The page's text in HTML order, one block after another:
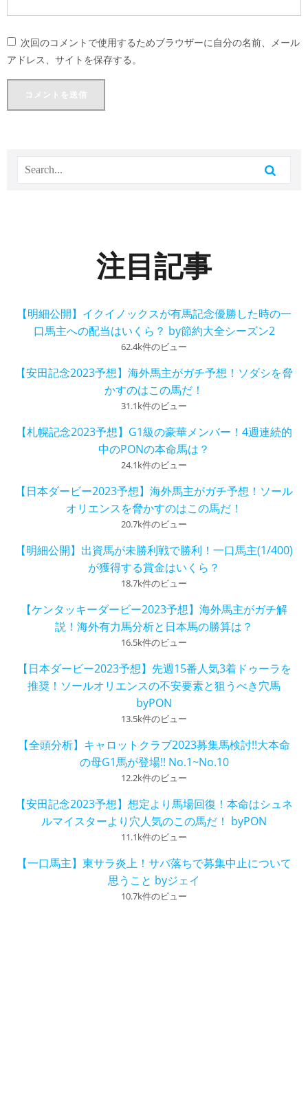
次回のコメントで使用するためブラウザーに自分の名前、メール
アドレス、サイトを保存する。
注目記事
【明細公開】イクイノックスが有馬記念優勝した時の一
口馬主への配当はいくら？ by節約大全シーズン2
62.4k件のビュー
【安田記念2023予想】海外馬主がガチ予想！ソダシを脅
かすのはこの馬だ！
31.1k件のビュー
【札幌記念2023予想】G1級の豪華メンバー！4週連続的
中のPONの本命馬は？
24.1k件のビュー
【日本ダービー2023予想】海外馬主がガチ予想！ソール
オリエンスを脅かすのはこの馬だ！
20.7k件のビュー
【明細公開】出資馬が未勝利戦で勝利！一口馬主(1/400)
が獲得する賞金はいくら？
18.7k件のビュー
【ケンタッキーダービー2023予想】海外馬主がガチ解
説！海外有力馬分析と日本馬の勝算は？
16.5k件のビュー
【日本ダービー2023予想】先週15番人気3着ドゥーラを
推奨！ソールオリエンスの不安要素と狙うべき穴馬
byPON
13.5k件のビュー
【全頭分析】キャロットクラブ2023募集馬検討!!大本命
の母G1馬が登場!! No.1~No.10
12.2k件のビュー
【安田記念2023予想】想定より馬場回復！本命はシュネ
ルマイスターより穴人気のこの馬だ！ byPON
11.1k件のビュー
【一口馬主】東サラ炎上！サバ落ちで募集中止について
思うこと byジェイ
10.7k件のビュー